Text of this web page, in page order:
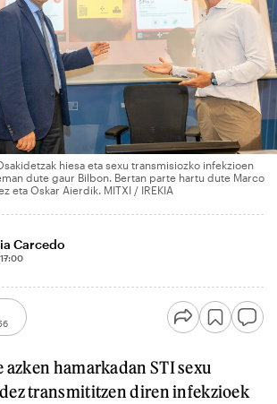
hiesa eta sexu transmisiozko infekzioen
dute gaur Bilbon. Bertan parte hartu dute Marco
eta Oskar Aierdik. MITXI / IREKIA
Carcedo
17:00
hamarkadan STI sexu
transmititzen diren infekzioek